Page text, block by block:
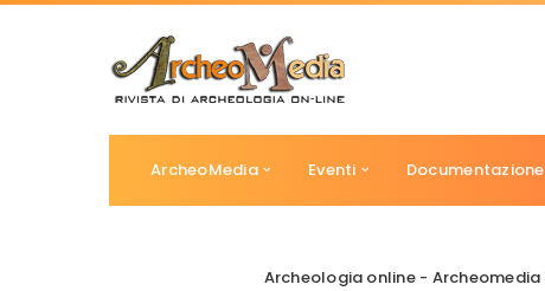
ArcheoMedia Eventi Documentazione
Archeologia online - Archeomedia